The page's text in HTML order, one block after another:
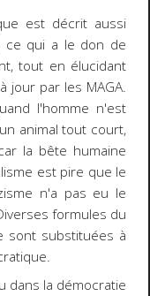
est décrit aussi
ce qui a le don de
tout en élucidant
jour par les MAGA.
l'homme n'est
animal tout court,
la bête humaine
est pire que le
n'a pas eu le
formules du
sont substituées à
dans la démocratie